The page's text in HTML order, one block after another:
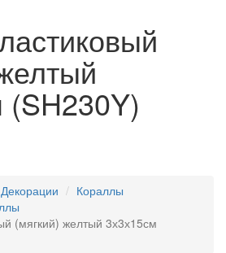
(SH230Y)
Декорации
Кораллы
(мягкий) желтый 3х3х15см